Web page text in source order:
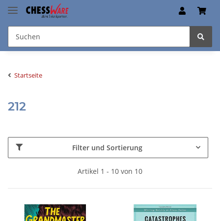
Startseite
212
Filter und Sortierung
Artikel 1 - 10 von 10